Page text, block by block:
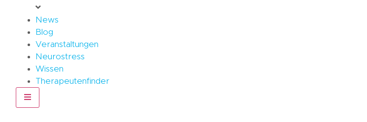
News
Blog
Veranstaltungen
Neurostress
Wissen
Therapeutenfinder
Hamburger Toggle Menu